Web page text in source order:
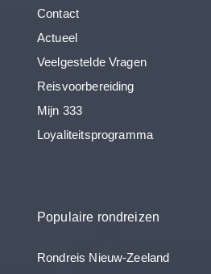
Contact
Actueel
Veelgestelde Vragen
Reisvoorbereiding
Mijn 333
Loyaliteitsprogramma
Populaire rondreizen
Rondreis Nieuw-Zeeland